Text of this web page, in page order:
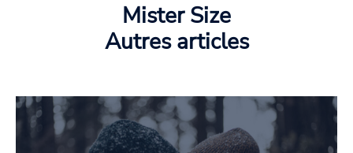
Mister Size
Autres articles